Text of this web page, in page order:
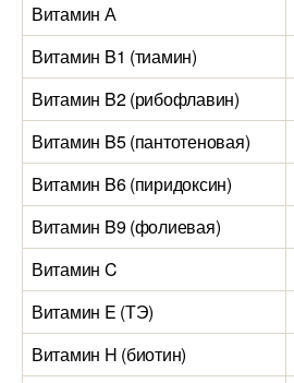
Витамин А
Витамин B1 (тиамин)
Витамин B2 (рибофлавин)
Витамин B5 (пантотеновая)
Витамин B6 (пиридоксин)
Витамин B9 (фолиевая)
Витамин C
Витамин E (ТЭ)
Витамин H (биотин)